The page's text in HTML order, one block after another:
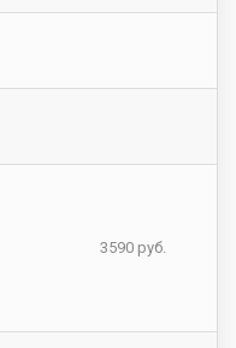
3590 руб.